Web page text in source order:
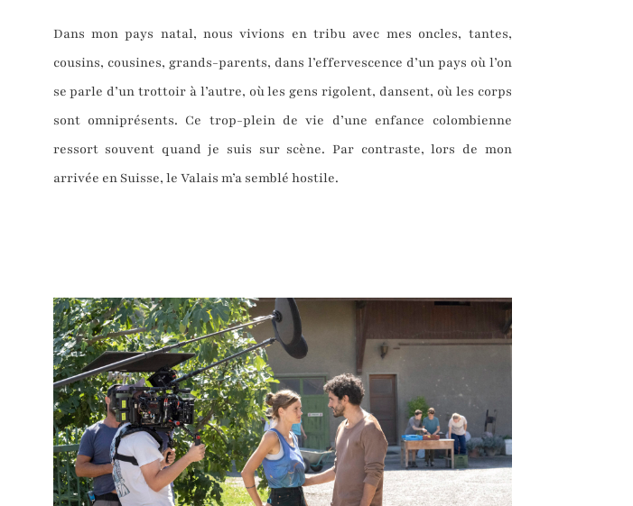
Dans mon pays natal, nous vivions en tribu avec mes oncles, tantes,
cousins, cousines, grands-parents, dans l’effervescence d’un pays où l’on
se parle d’un trottoir à l’autre, où les gens rigolent, dansent, où les corps
sont omniprésents. Ce trop-plein de vie d’une enfance colombienne
ressort souvent quand je suis sur scène. Par contraste, lors de mon
arrivée en Suisse, le Valais m’a semblé hostile.